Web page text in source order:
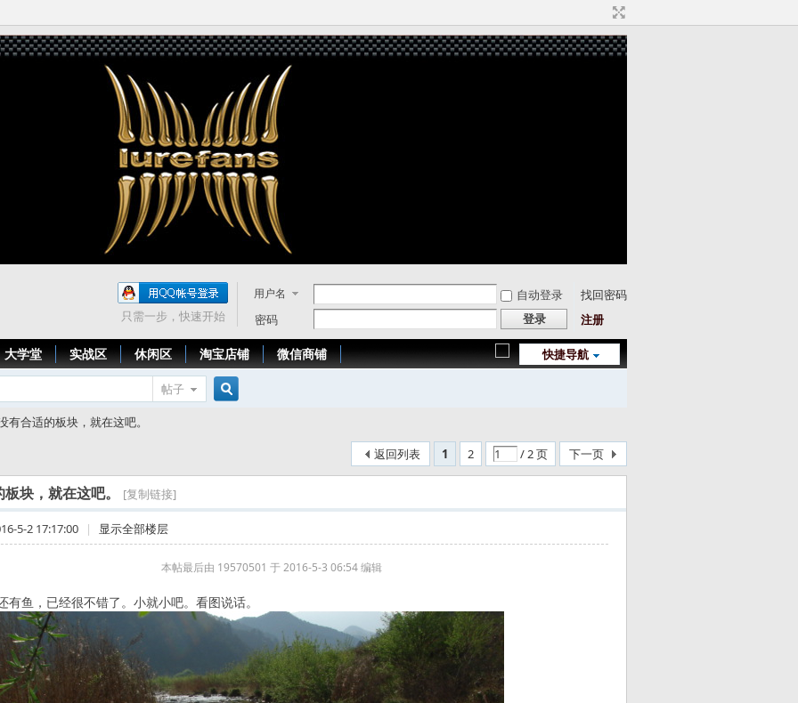
用户名 自动登录
找回密码
密码
登录 注册
只需一步，快速开始
快捷导航
大学堂 实战区 休闲区 淘宝店铺 微信商铺
帖子
有合适的板块，就在这吧。
1
2 / 2 页 下一页
返回列表
块，就在这吧。 [复制链接]
5-2 17:17:00 | 显示全部楼层
本帖最后由 19570501 于 2016-5-3 06:54 编辑
有鱼，已经很不错了。小就小吧。看图说话。